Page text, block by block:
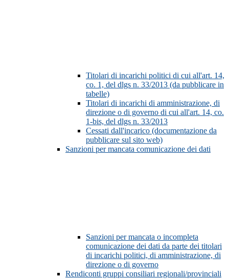
Titolari di incarichi politici di cui all'art. 14,
co. 1, del dlgs n. 33/2013 (da pubblicare in
tabelle)
Titolari di incarichi di amministrazione, di
direzione o di governo di cui all'art. 14, co.
1-bis, del dlgs n. 33/2013
Cessati dall'incarico (documentazione da
pubblicare sul sito web)
Sanzioni per mancata comunicazione dei dati
Sanzioni per mancata o incompleta
comunicazione dei dati da parte dei titolari
di incarichi politici, di amministrazione, di
direzione o di governo
Rendiconti gruppi consiliari regionali/provinciali